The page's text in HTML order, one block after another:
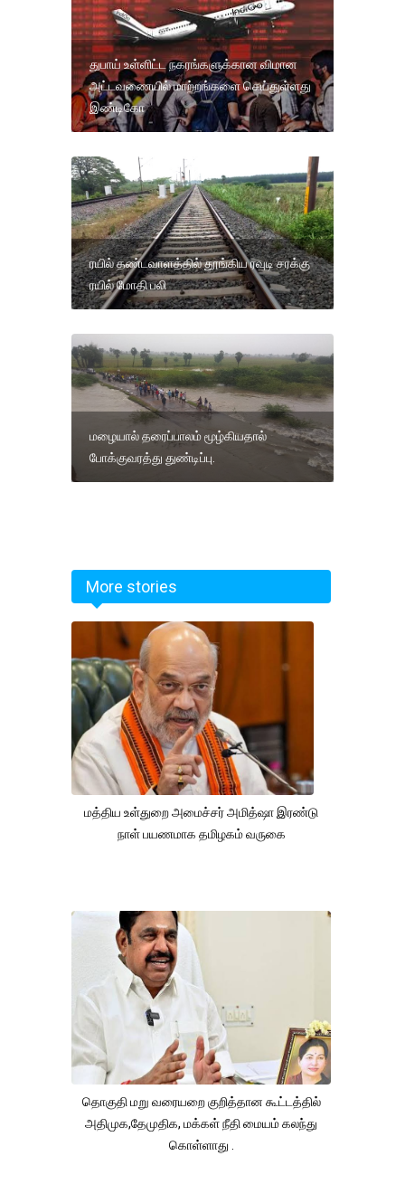
துபாய் உள்ளிட்ட நகரங்களுக்கான விமான
அட்டவணையில் மாற்றங்களை செய்துள்ளது
இண்டிகோ
ரயில் தண்டவாளத்தில் தூங்கிய ரவுடி சரக்கு
ரயில் மோதி பலி
மழையால் தரைப்பாலம் மூழ்கியதால்
போக்குவரத்து துண்டிப்பு.
More stories
மத்திய உள்துறை அமைச்சர் அமித்ஷா இரண்டு
நாள் பயணமாக தமிழகம் வருகை
தொகுதி மறு வரையறை குறித்தான கூட்டத்தில்
அதிமுக,தேமுதிக, மக்கள் நீதி மையம் கலந்து
கொள்ளாது .